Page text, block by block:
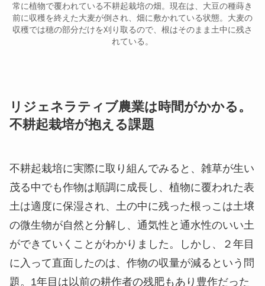
常に植物で覆われている不耕起栽培の畑。現在は、大豆の種蒔き
前に収穫を終えた大麦が倒され、畑に敷かれている状態。大麦の
収穫では穂の部分だけを刈り取るので、根はそのまま土中に残さ
れている。
リジェネラティブ農業は時間がかかる。
不耕起栽培が抱える課題
不耕起栽培に実際に取り組んでみると、雑草が生い
茂る中でも作物は順調に成長し、植物に覆われた表
土は適度に保湿され、土の中に残った根っこは土壌
の微生物が自然と分解し、通気性と通水性のいい土
ができていくことがわかりました。しかし、２年目
に入って直面したのは、作物の収量が減るという問
題。1年目は以前の耕作者の残肥もあり豊作だった